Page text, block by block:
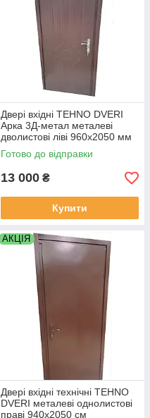
Двері вхідні TEHNO DVERI
Арка 3Д-метал металеві
дволистові ліві 960х2050 мм
Коричневий
Готово до відправки
13 000 ₴
Купити
АКЦІЯ
Двері вхідні технічні TEHNO
DVERI металеві однолистові
праві 940х2050 см